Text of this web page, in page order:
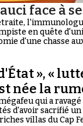
face à
en quête
d'une chasse
», «
née la
qui a
d'avoir sacrifié
riches villas du Cap